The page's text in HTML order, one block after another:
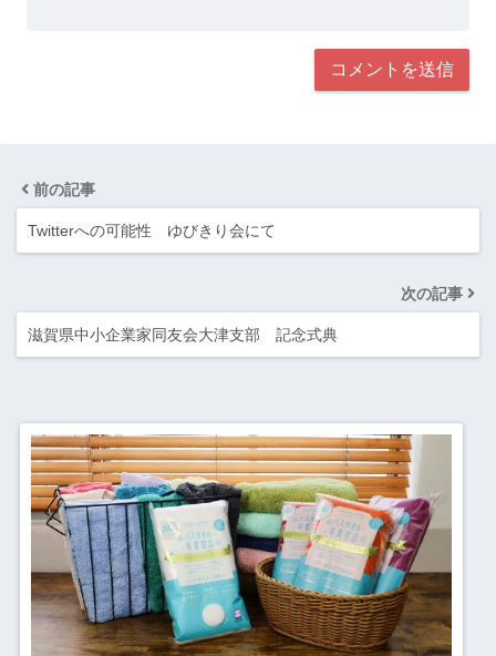
前の記事
Twitterへの可能性 ゆびきり会にて
次の記事
滋賀県中小企業家同友会大津支部 記念式典